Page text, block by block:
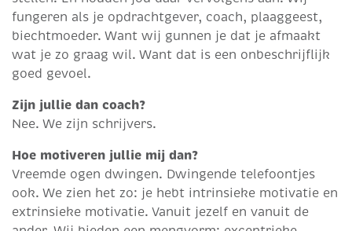
fungeren als je opdrachtgever, coach, plaaggeest,
biechtmoeder. Want wij gunnen je dat je afmaakt
wat je zo graag wil. Want dat is een onbeschrijflijk
goed gevoel.
Zijn jullie dan coach?
Nee. We zijn schrijvers.
Hoe motiveren jullie mij dan?
Vreemde ogen dwingen. Dwingende telefoontjes
ook. We zien het zo: je hebt intrinsieke motivatie en
extrinsieke motivatie. Vanuit jezelf en vanuit de